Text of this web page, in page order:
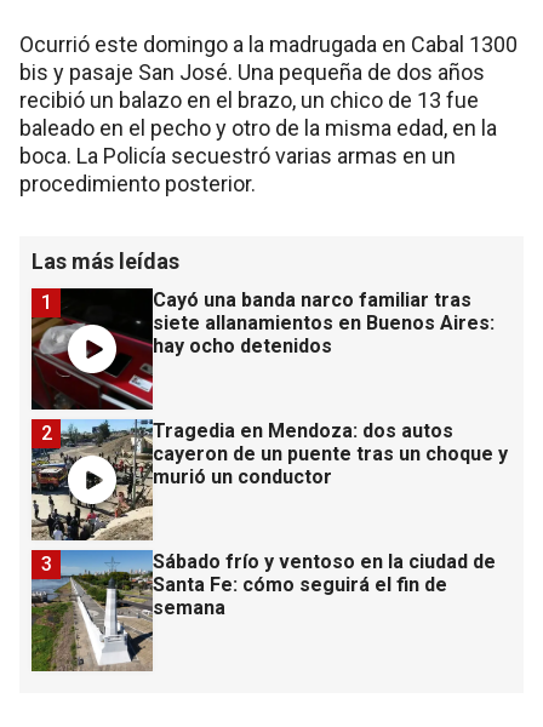
Ocurrió este domingo a la madrugada en Cabal 1300
bis y pasaje San José. Una pequeña de dos años
recibió un balazo en el brazo, un chico de 13 fue
baleado en el pecho y otro de la misma edad, en la
boca. La Policía secuestró varias armas en un
procedimiento posterior.
Las más leídas
Cayó una banda narco familiar tras
siete allanamientos en Buenos Aires:
hay ocho detenidos
1
Tragedia en Mendoza: dos autos
cayeron de un puente tras un choque y
murió un conductor
2
Sábado frío y ventoso en la ciudad de
Santa Fe: cómo seguirá el fin de
semana
3